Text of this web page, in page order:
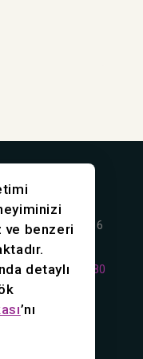
Cd. No:16
70 0216 418 36 80
benzeri
detaylı
’nı